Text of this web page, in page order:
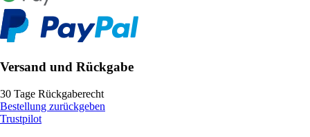
Versand und Rückgabe
30 Tage Rückgaberecht
Bestellung zurückgeben
Trustpilot